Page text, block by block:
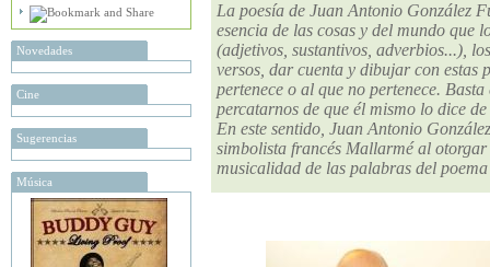
Novedades
Cine
Sugerencias
Música
La poesía de Juan Antonio González
esencia de las cosas y del mundo que
(adjetivos, sustantivos, adverbios...),
versos, dar cuenta y dibujar con estas
pertenece o al que no pertenece.
percatarnos de que él mismo lo dice
En este sentido, Juan Antonio
simbolista francés Mallarmé al
musicalidad de las palabras del poema